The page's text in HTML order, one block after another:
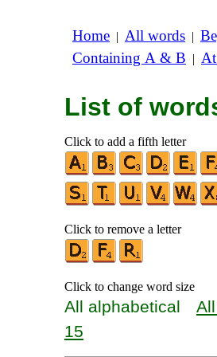
Home | All words |
Containing A & B |
List of
Click to add a fifth letter
Click to remove a letter
Click to change word size
All alphabetical
15